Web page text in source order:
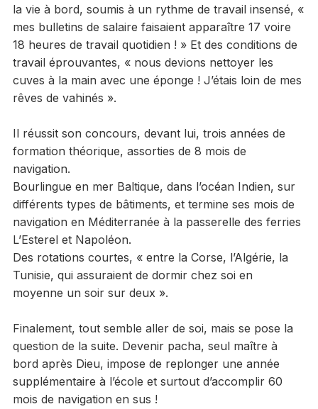
la vie à bord, soumis à un rythme de travail insensé, «
mes bulletins de salaire faisaient apparaître 17 voire
18 heures de travail quotidien ! » Et des conditions de
travail éprouvantes, « nous devions nettoyer les
cuves à la main avec une éponge ! J’étais loin de mes
rêves de vahinés ».
Il réussit son concours, devant lui, trois années de
formation théorique, assorties de 8 mois de
navigation.
Bourlingue en mer Baltique, dans l’océan Indien, sur
différents types de bâtiments, et termine ses mois de
navigation en Méditerranée à la passerelle des ferries
L’Esterel et Napoléon.
Des rotations courtes, « entre la Corse, l’Algérie, la
Tunisie, qui assuraient de dormir chez soi en
moyenne un soir sur deux ».
Finalement, tout semble aller de soi, mais se pose la
question de la suite. Devenir pacha, seul maître à
bord après Dieu, impose de replonger une année
supplémentaire à l’école et surtout d’accomplir 60
mois de navigation en sus !